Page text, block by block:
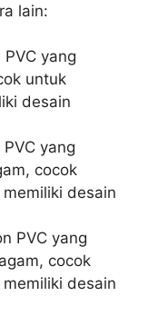
lain:
PVC yang
untuk
desain
yang
cocok
desain
PVC yang
cocok
desain